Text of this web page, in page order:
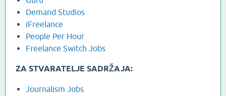
Demand Studios
iFreelance
People Per Hour
Freelance Switch Jobs
ZA STVARATELJE SADRŽAJA:
Journalism Jobs